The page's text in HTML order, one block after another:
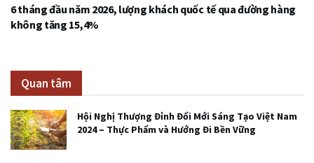
6 tháng đầu năm 2026, lượng khách quốc tế qua đường hàng
không tăng 15,4%
Quan tâm
Hội Nghị Thượng Đỉnh Đổi Mới Sáng Tạo Việt Nam
2024 – Thực Phẩm và Hướng Đi Bền Vững